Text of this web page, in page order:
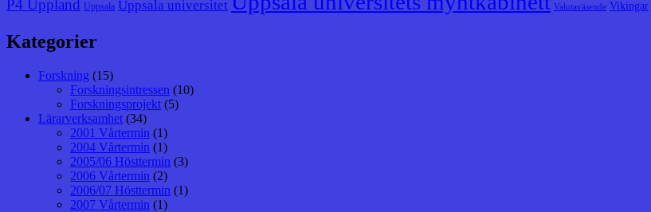
P4 Uppland Uppsala Uppsala universitet Valutaväsende Vikingar
Kategorier
Forskning (15)
Forskningsintressen (10)
Forskningsprojekt (5)
Lärarverksamhet (34)
2001 Vårtermin (1)
2004 Vårtermin (1)
2005/06 Hösttermin (3)
2006 Vårtermin (2)
2006/07 Hösttermin (1)
2007 Vårtermin (1)